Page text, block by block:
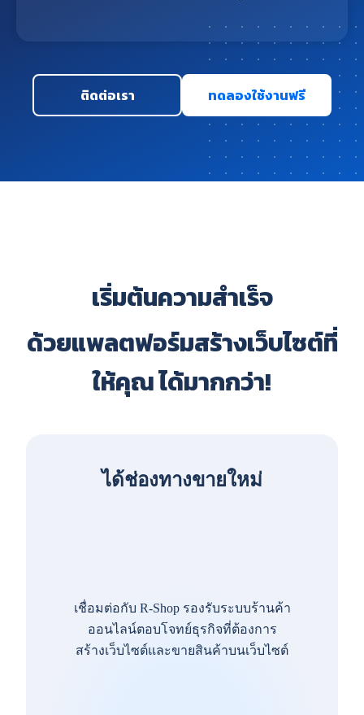
ติดต่อเรา ทดลองใช้งานฟรี
เริ่มต้นความสำเร็จ
ด้วยแพลตฟอร์มสร้างเว็บไซต์ที่
ให้คุณ ได้มากกว่า!
ได้ช่องทางขายใหม่
เชื่อมต่อกับ R-Shop รองรับระบบร้านค้า
ออนไลน์ตอบโจทย์ธุรกิจที่ต้องการ
สร้างเว็บไซต์และขายสินค้าบนเว็บไซต์